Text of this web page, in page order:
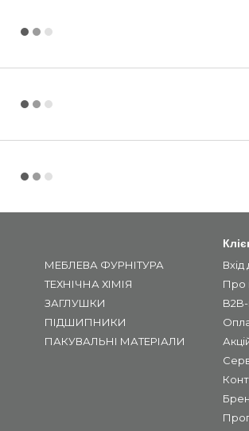
МЕБЛЕВА ФУРНІТУРА
ТЕХНІЧНА ХІМІЯ
ЗАГЛУШКИ
ПІДШИПНИКИ
ПАКУВАЛЬНІ МАТЕРІАЛИ
Вхід
Про